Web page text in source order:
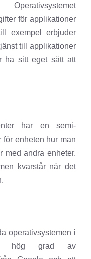
för applikationer
exempel erbjuder
till applikationer
ha sitt eget sätt att
har en semi-
för enheten hur man
med andra enheter.
kvarstår när det
operativsystemen i
hög grad av